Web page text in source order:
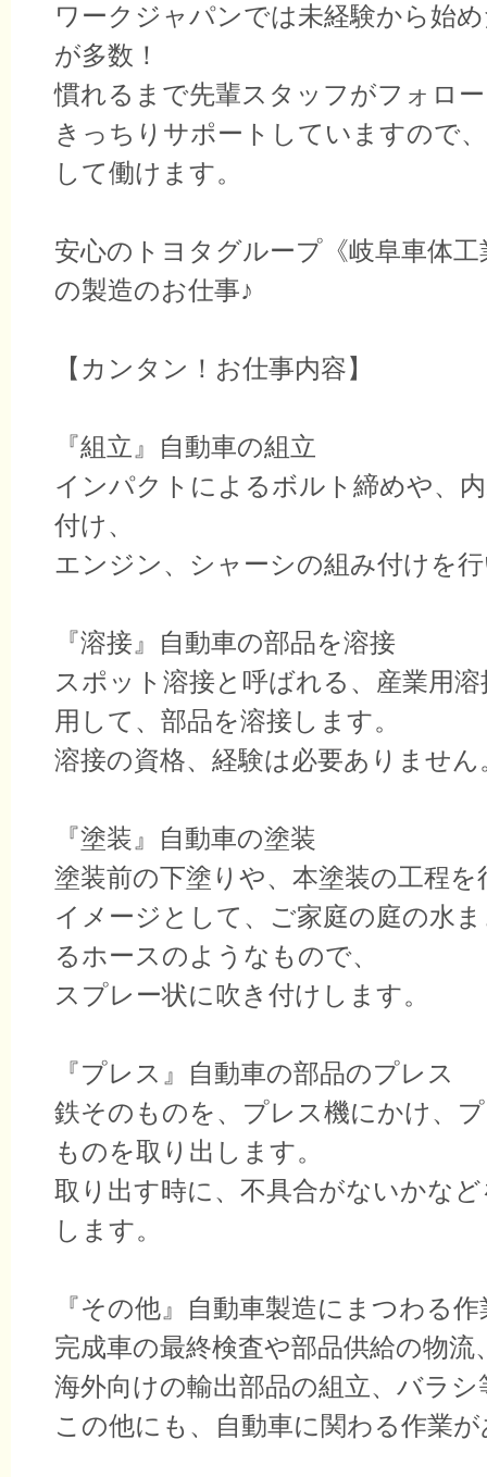
ワークジャパンでは未経験から始
が多数！
慣れるまで先輩スタッフがフォロ
きっちりサポートしていますので
して働けます。
安心のトヨタグループ《岐阜車体
の製造のお仕事♪
【カンタン！お仕事内容】
『組立』自動車の組立
インパクトによるボルト締めや、
付け、
エンジン、シャーシの組み付けを
『溶接』自動車の部品を溶接
スポット溶接と呼ばれる、産業用
用して、部品を溶接します。
溶接の資格、経験は必要ありません
『塗装』自動車の塗装
塗装前の下塗りや、本塗装の工程を
イメージとして、ご家庭の庭の水
るホースのようなもので、
スプレー状に吹き付けします。
『プレス』自動車の部品のプレス
鉄そのものを、プレス機にかけ、
ものを取り出します。
取り出す時に、不具合がないかな
します。
『その他』自動車製造にまつわる作
完成車の最終検査や部品供給の物流
海外向けの輸出部品の組立、バラシ
この他にも、自動車に関わる作業